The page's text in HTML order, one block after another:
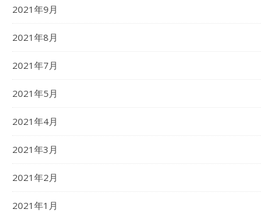
2021年9月
2021年8月
2021年7月
2021年5月
2021年4月
2021年3月
2021年2月
2021年1月